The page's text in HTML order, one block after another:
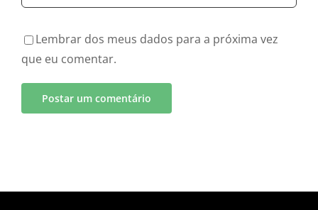
Lembrar dos meus dados para a próxima vez
que eu comentar.